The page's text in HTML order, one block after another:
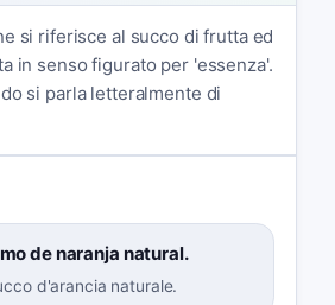
si riferisce al succo di frutta ed
in senso figurato per 'essenza'.
si parla letteralmente di
de naranja natural.
d'arancia naturale.